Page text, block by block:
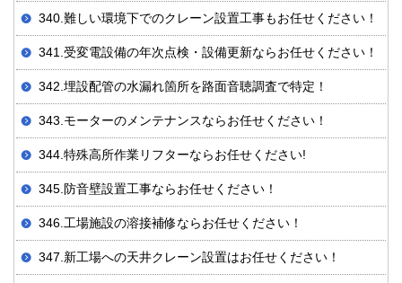
340.難しい環境下でのクレーン設置工事もお任せください！
341.受変電設備の年次点検・設備更新ならお任せください！
342.埋設配管の水漏れ箇所を路面音聴調査で特定！
343.モーターのメンテナンスならお任せください！
344.特殊高所作業リフターならお任せください!
345.防音壁設置工事ならお任せください！
346.工場施設の溶接補修ならお任せください！
347.新工場への天井クレーン設置はお任せください！